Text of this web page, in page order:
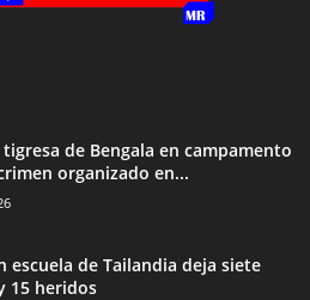
de Bengala en campamento
organizado en...
escuela de Tailandia deja siete
15 heridos